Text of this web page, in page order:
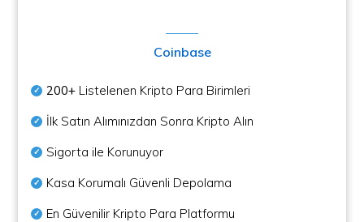
Coinbase
200+ Listelenen Kripto Para Birimleri
İlk Satın Alımınızdan Sonra Kripto Alın
Sigorta ile Korunuyor
Kasa Korumalı Güvenli Depolama
En Güvenilir Kripto Para Platformu